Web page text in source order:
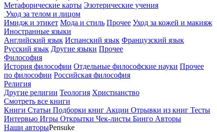
Метафорические карты Эзотерические учения
Уход за телом и лицом
Имидж и этикет Мода и стиль Прочее Уход за кожей и макияж
Иностранные языки
Английский язык Испанский язык Французский язык
Русский язык Другие языки Прочее
Философия
История философии Отдельные философские науки Прочее
по философии Российская философия
Религия
Другие религии Теология Христианство
Смотреть все книги
Книги Статьи Подборки книг Акции Отрывки из книг Тесты
Интервью Игры Открытки Чек-листы Бинго Авторы
Наши авторыPensuke